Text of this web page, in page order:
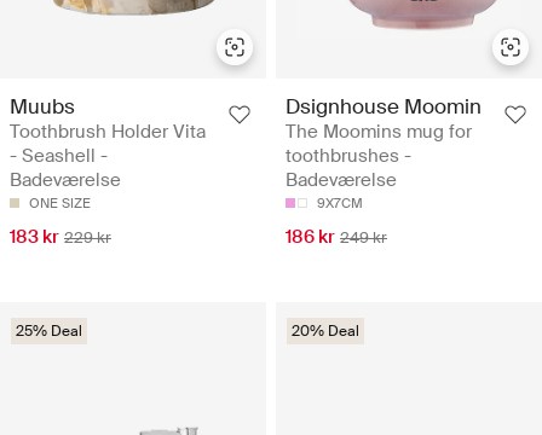
Muubs
Toothbrush Holder Vita
- Seashell -
Badeværelse
ONE SIZE
183 kr 229 kr
Dsignhouse Moomin
The Moomins mug for
toothbrushes -
Badeværelse
9X7CM
186 kr 249 kr
25% Deal 20% Deal